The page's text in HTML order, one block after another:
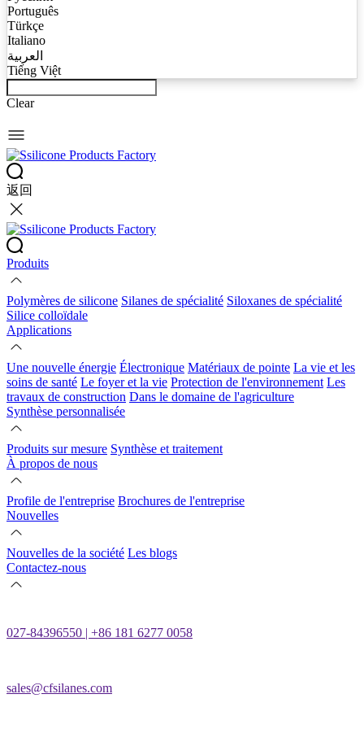
Português
Türkçe
Italiano
العربية
Tiếng Việt
Clear
返回
Produits
Polymères de silicone Silanes de spécialité Siloxanes de spécialité
Silice colloïdale
Applications
Une nouvelle énergie Électronique Matériaux de pointe La vie et les
soins de santé Le foyer et la vie Protection de l'environnement Les
travaux de construction Dans le domaine de l'agriculture
Synthèse personnalisée
Produits sur mesure Synthèse et traitement
À propos de nous
Profile de l'entreprise Brochures de l'entreprise
Nouvelles
Nouvelles de la société Les blogs
Contactez-nous
027-84396550 | +86 181 6277 0058
sales@cfsilanes.com